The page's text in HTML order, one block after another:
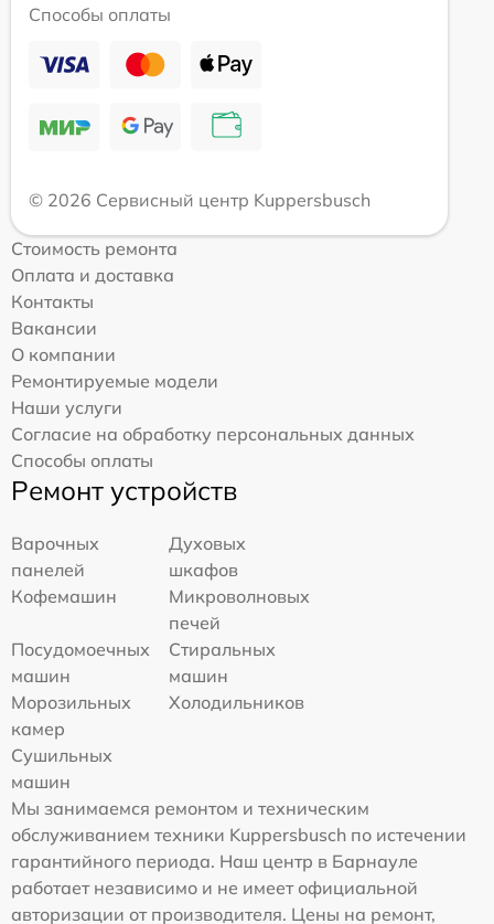
Способы оплаты
© 2026 Сервисный центр Kuppersbusch
Стоимость ремонта
Оплата и доставка
Контакты
Вакансии
О компании
Ремонтируемые модели
Наши услуги
Согласие на обработку персональных данных
Способы оплаты
Ремонт устройств
Варочных
панелей
Духовых
шкафов
Кофемашин
Микроволновых
печей
Посудомоечных
машин
Стиральных
машин
Морозильных
камер
Холодильников
Сушильных
машин
Мы занимаемся ремонтом и техническим
обслуживанием техники Kuppersbusch по истечении
гарантийного периода. Наш центр в Барнауле
работает независимо и не имеет официальной
авторизации от производителя. Цены на ремонт,